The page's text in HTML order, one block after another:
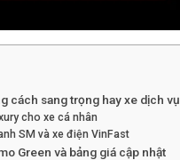
cách sang trọng hay xe dịch vụ
cho xe cá nhân
SM và xe điện VinFast
Green và bảng giá cập nhật